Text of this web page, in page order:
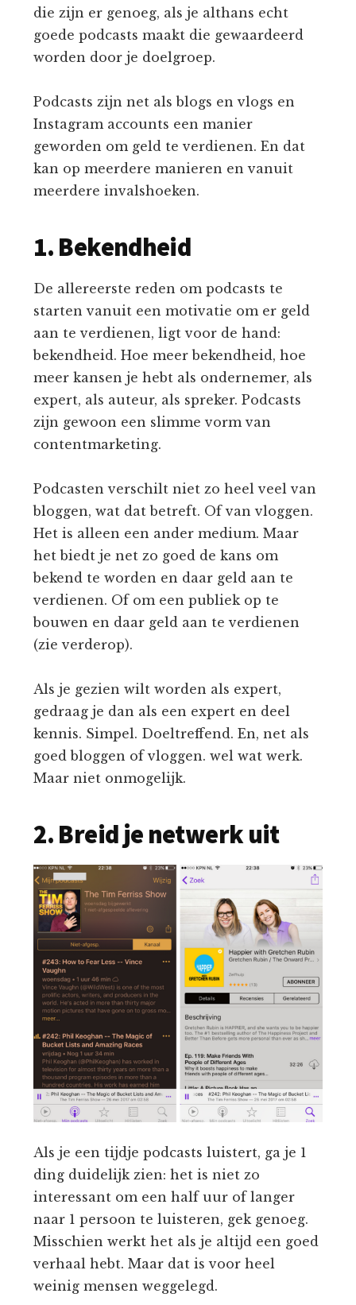
die zijn er genoeg, als je althans echt
goede podcasts maakt die gewaardeerd
worden door je doelgroep.
Podcasts zijn net als blogs en vlogs en
Instagram accounts een manier
geworden om geld te verdienen. En dat
kan op meerdere manieren en vanuit
meerdere invalshoeken.
1. Bekendheid
De allereerste reden om podcasts te
starten vanuit een motivatie om er geld
aan te verdienen, ligt voor de hand:
bekendheid. Hoe meer bekendheid, hoe
meer kansen je hebt als ondernemer, als
expert, als auteur, als spreker. Podcasts
zijn gewoon een slimme vorm van
contentmarketing.
Podcasten verschilt niet zo heel veel van
bloggen, wat dat betreft. Of van vloggen.
Het is alleen een ander medium. Maar
het biedt je net zo goed de kans om
bekend te worden en daar geld aan te
verdienen. Of om een publiek op te
bouwen en daar geld aan te verdienen
(zie verderop).
Als je gezien wilt worden als expert,
gedraag je dan als een expert en deel
kennis. Simpel. Doeltreffend. En, net als
goed bloggen of vloggen. wel wat werk.
Maar niet onmogelijk.
2. Breid je netwerk uit
Als je een tijdje podcasts luistert, ga je 1
ding duidelijk zien: het is niet zo
interessant om een half uur of langer
naar 1 persoon te luisteren, gek genoeg.
Misschien werkt het als je altijd een goed
verhaal hebt. Maar dat is voor heel
weinig mensen weggelegd.